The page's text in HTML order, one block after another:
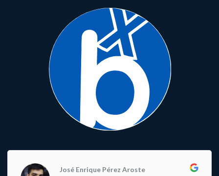
José Enrique Pérez Aroste